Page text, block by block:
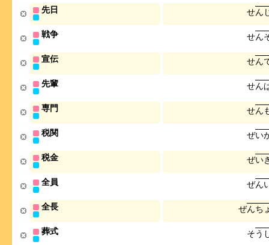
先日 せん
戦争 せん
宣伝 せん
先輩 せん
専門 せん
税関 ぜい
税金 ぜい
全員 ぜん
全長 ぜんち
葬式 そう